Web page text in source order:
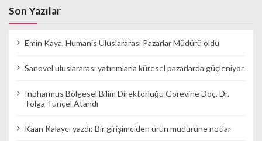
a
l
a
a
s
Son Yazılar
Emin Kaya, Humanis Uluslararası Pazarlar Müdürü oldu
Sanovel uluslararası yatırımlarla küresel pazarlarda güçleniyor
Inpharmus Bölgesel Bilim Direktörlüğü Görevine Doç. Dr.
Tolga Tunçel Atandı
Kaan Kalaycı yazdı: Bir girişimciden ürün müdürüne notlar